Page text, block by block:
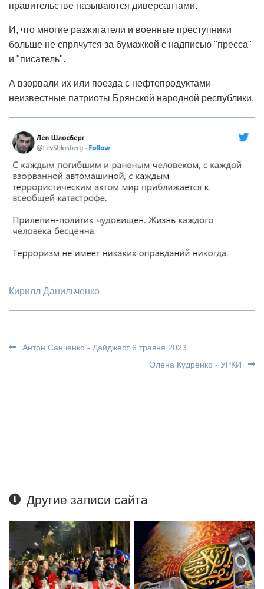
правительстве называются диверсантами.
И, что многие разжигатели и военные преступники
больше не спрячутся за бумажкой с надписью "пресса"
и "писатель".
А взорвали их или поезда с нефтепродуктами
неизвестные патриоты Брянской народной республики.
Кирилл Данильченко
Антон Санченко - Дайджест 6 травня 2023
Олена Кудренко - УРКИ
Другие записи сайта